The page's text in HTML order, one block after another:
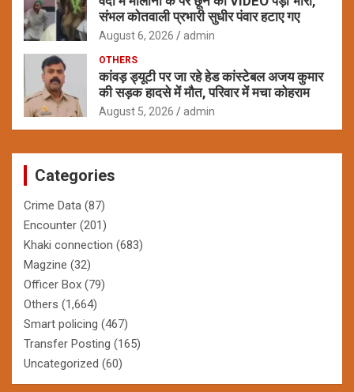
संभल कोतवाली प्रभारी सुधीर पंवार हटाए गए
August 6, 2026 admin
OTHERS
कांवड़ ड्यूटी पर जा रहे हेड कांस्टेबल अजय कुमार
की सड़क हादसे में मौत, परिवार में मचा कोहराम
August 5, 2026 admin
Categories
Crime Data (87)
Encounter (201)
Khaki connection (683)
Magzine (32)
Officer Box (79)
Others (1,664)
Smart policing (467)
Transfer Posting (165)
Uncategorized (60)